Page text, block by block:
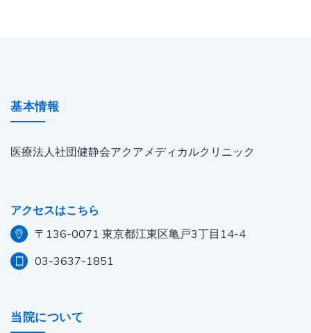
基本情報
医療法人社団健静会アクアメディカルクリニック
アクセスはこちら
〒136-0071 東京都江東区亀戸3丁目14-4
03-3637-1851
当院について